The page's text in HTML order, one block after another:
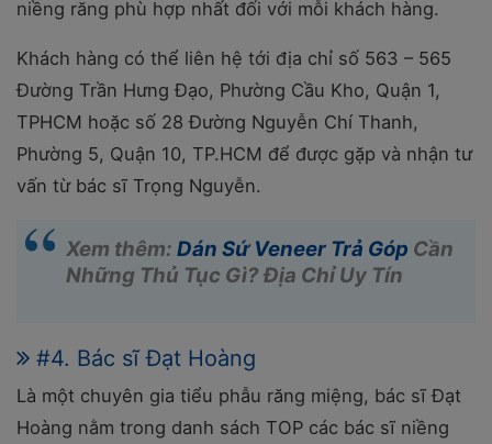
niềng răng phù hợp nhất đối với mỗi khách hàng.
Khách hàng có thể liên hệ tới địa chỉ số 563 – 565
Đường Trần Hưng Đạo, Phường Cầu Kho, Quận 1,
TPHCM hoặc số 28 Đường Nguyễn Chí Thanh,
Phường 5, Quận 10, TP.HCM để được gặp và nhận tư
vấn từ bác sĩ Trọng Nguyễn.
Xem thêm: Dán Sứ Veneer Trả Góp Cần
Những Thủ Tục Gì? Địa Chỉ Uy Tín
#4. Bác sĩ Đạt Hoàng
Là một chuyên gia tiểu phẫu răng miệng, bác sĩ Đạt
Hoàng nằm trong danh sách TOP các bác sĩ niềng